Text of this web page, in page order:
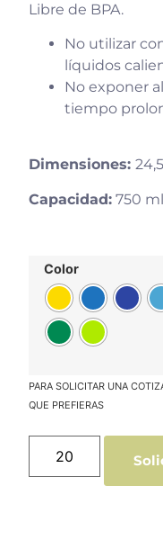
Libre de BPA.
No utilizar
líquidos
No exponer
tiempo
Dimensiones:
Capacidad: 750 ml
Color